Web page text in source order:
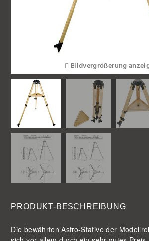
Bildvergrößerung
PRODUKT-BESCHREIBUNG
Die bewährten Astro-Stative der